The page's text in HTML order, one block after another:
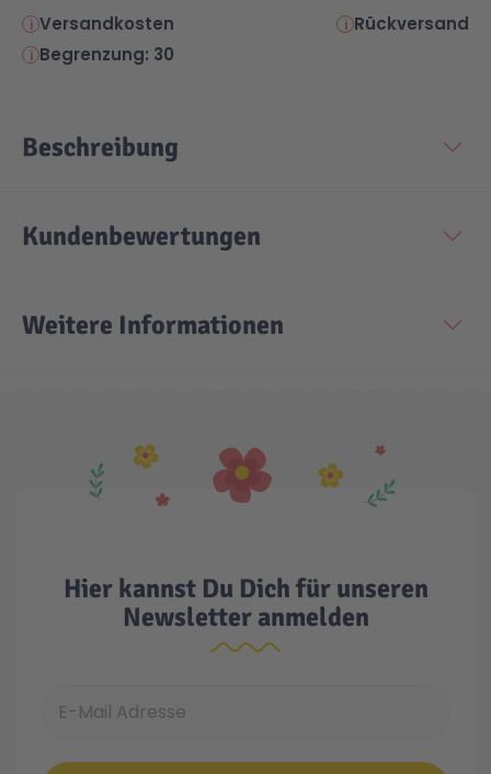
Versandkosten
Rückversand
Begrenzung: 30
Beschreibung
Kundenbewertungen
Weitere Informationen
Hier kannst Du Dich für unseren
Newsletter anmelden